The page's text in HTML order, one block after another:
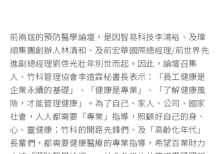
前兩屆的預防醫學論壇，是因智易科技李鴻裕、及瑋
順集團創辦人林清和、及前宏華國際總經理/前世界先
進副總經理劉啓光壯年別世而起。因此，論壇召集
人、竹科管理協會李道霖秘書長表示：「員工健康是
企業永續的基礎」、「健康是專業」、「了解健康風
險，才能管理健康」。為了自己、家人、公司、國家
社會，人人都需要「專業」指導，照顧好自己的身、
心、靈健康；竹科的開路先鋒們、及「高齡化年代」
長輩們，都需要健康醫療的專業指導，希望百業財力